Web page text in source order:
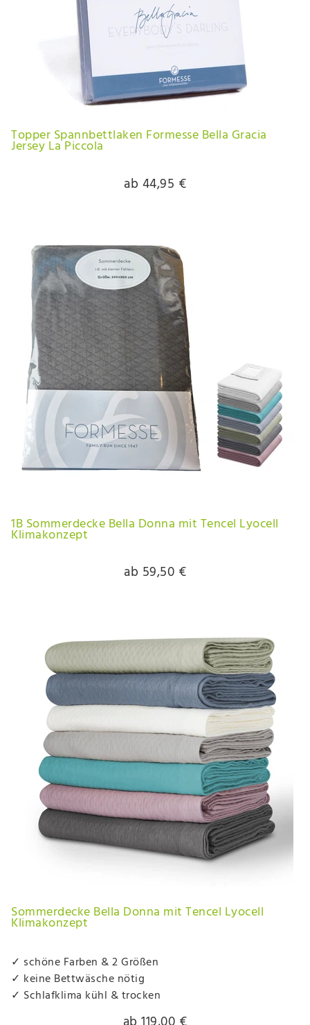
Topper Spannbettlaken Formesse Bella Gracia
Jersey La Piccola
ab 44,95 €
1B Sommerdecke Bella Donna mit Tencel Lyocell
Klimakonzept
ab 59,50 €
Sommerdecke Bella Donna mit Tencel Lyocell
Klimakonzept
✓ schöne Farben & 2 Größen
✓ keine Bettwäsche nötig
✓ Schlafklima kühl & trocken